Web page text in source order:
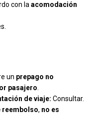
con laacomodación
un prepago no
pasajero.
de viaje: Consultar.
reembolso, no es